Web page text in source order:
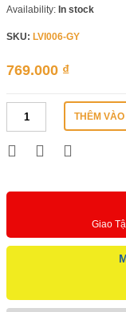
Availability: In stock
SKU: LVI006-GY
769.000 ₫
Công
Car
(USB
THÊM VÀO
Giao